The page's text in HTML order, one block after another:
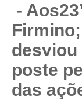
-
desviou
poste
das